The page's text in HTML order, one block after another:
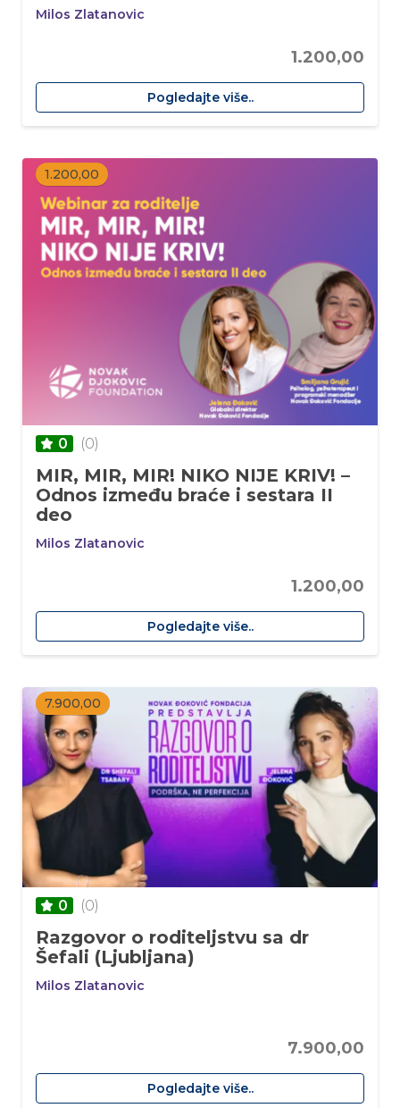
Milos Zlatanovic
1.200,00
Pogledajte više..
1.200,00
0 (0)
MIR, MIR, MIR! NIKO NIJE KRIV! –
Odnos između braće i sestara II
deo
Milos Zlatanovic
1.200,00
Pogledajte više..
7.900,00
0 (0)
Razgovor o roditeljstvu sa dr
Šefali (Ljubljana)
Milos Zlatanovic
7.900,00
Pogledajte više..